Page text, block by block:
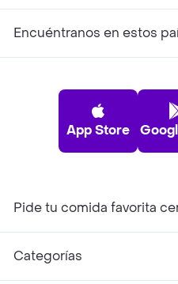
Encuéntranos en estos
App Store
Pide tu comida favorita
Categorías